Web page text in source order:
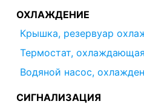
ОХЛАЖДЕНИЕ
Крышка, резервуар
Термостат,
Водяной насос,
СИГНАЛИЗАЦИЯ